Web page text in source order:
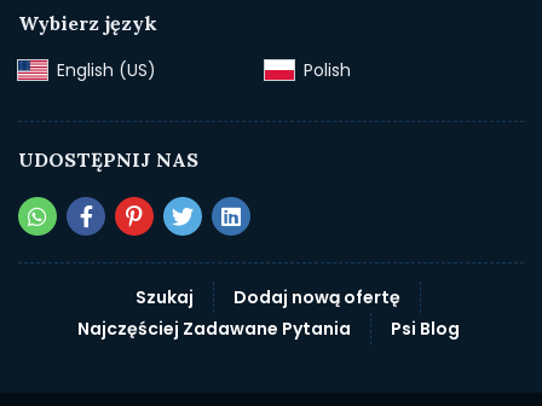
Wybierz język
English (US)‎
Polish‎
UDOSTĘPNIJ NAS
Szukaj
Dodaj nową ofertę
Najczęściej Zadawane Pytania
Psi Blog